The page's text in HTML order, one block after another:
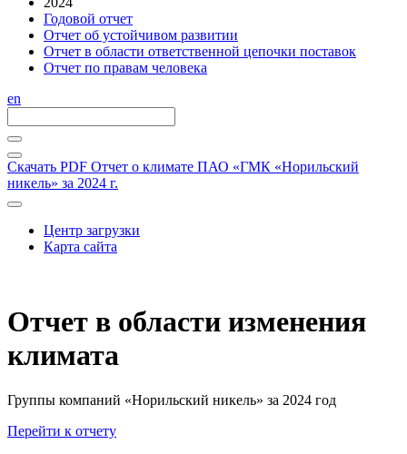
Годовой отчет
Отчет об устойчивом развитии
Отчет в области ответственной цепочки поставок
Отчет по правам человека
en
Скачать PDF Отчет о климате ПАО «ГМК «Норильский
никель» за 2024 г.
Центр загрузки
Карта сайта
Отчет в области изменения
климата
Группы компаний «Норильский никель» за 2024 год
Перейти к отчету